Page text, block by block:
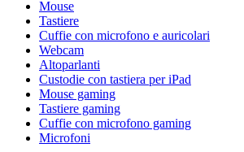
Mouse
Tastiere
Cuffie con microfono e auricolari
Webcam
Altoparlanti
Custodie con tastiera per iPad
Mouse gaming
Tastiere gaming
Cuffie con microfono gaming
Microfoni